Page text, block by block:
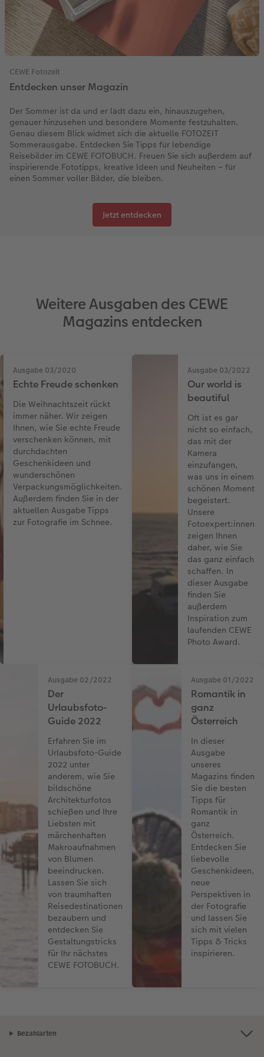
Fotobuch erstellen
Neuheiten
Neuheiten
Extras
Neuheiten
Extras
Retro Minis
Neuheiten
CEWE myPhotos
Neuheiten
CEWE Magazin
Neuheiten
CEWE Fotozeit
Entdecken unser Magazin
Der Sommer ist da und er lädt dazu ein, hinauszugehen,
genauer hinzusehen und besondere Momente festzuhalten.
Genau diesem Blick widmet sich die aktuelle FOTOZEIT
Sommerausgabe. Entdecken Sie Tipps für lebendige
Reisebilder im CEWE FOTOBUCH. Freuen Sie sich außerdem auf
inspirierende Fototipps, kreative Ideen und Neuheiten – für
einen Sommer voller Bilder, die bleiben.
Jetzt entdecken
Weitere Ausgaben des CEWE
Magazins entdecken
Ausgabe 03/2020
Echte Freude schenken
Die Weihnachtszeit rückt
immer näher. Wir zeigen
Ihnen, wie Sie echte Freude
verschenken können, mit
durchdachten
Geschenkideen und
wunderschönen
Verpackungsmöglichkeiten.
Außerdem finden Sie in der
aktuellen Ausgabe Tipps
zur Fotografie im Schnee.
Ausgabe 03/2022
Our world is
beautiful
Oft ist es gar
nicht so einfach,
das mit der
Kamera
einzufangen,
was uns in einem
schönen Moment
begeistert.
Unsere
Fotoexpert:innen
zeigen Ihnen
daher, wie Sie
das ganz einfach
schaffen. In
dieser Ausgabe
finden Sie
außerdem
Inspiration zum
laufenden CEWE
Photo Award.
Ausgabe 02/2022
Der
Urlaubsfoto-
Guide 2022
Erfahren Sie im
Urlaubsfoto-Guide
2022 unter
anderem, wie Sie
bildschöne
Architekturfotos
schießen und Ihre
Liebsten mit
märchenhaften
Makroaufnahmen
von Blumen
beeindrucken.
Lassen Sie sich
von traumhaften
Reisedestinationen
bezaubern und
entdecken Sie
Gestaltungstricks
für Ihr nächstes
CEWE FOTOBUCH.
Ausgabe 01/2022
Romantik in
ganz
Österreich
In dieser
Ausgabe
unseres
Magazins finden
Sie die besten
Tipps für
Romantik in
ganz
Österreich.
Entdecken Sie
liebevolle
Geschenkideen,
neue
Perspektiven in
der Fotografie
und lassen Sie
sich mit vielen
Tipps & Tricks
inspirieren.
Bezahlarten